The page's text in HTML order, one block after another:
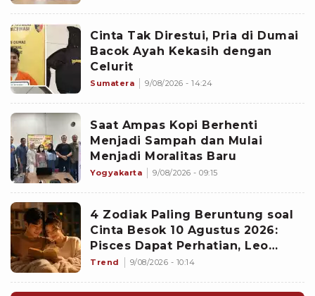
Cinta Tak Direstui, Pria di Dumai
Bacok Ayah Kekasih dengan
Celurit
Sumatera 9/08/2026 - 14:24
Saat Ampas Kopi Berhenti
Menjadi Sampah dan Mulai
Menjadi Moralitas Baru
Yogyakarta 9/08/2026 - 09:15
4 Zodiak Paling Beruntung soal
Cinta Besok 10 Agustus 2026:
Pisces Dapat Perhatian, Leo
Makin Dekat dengan Si Dia
Trend 9/08/2026 - 10:14